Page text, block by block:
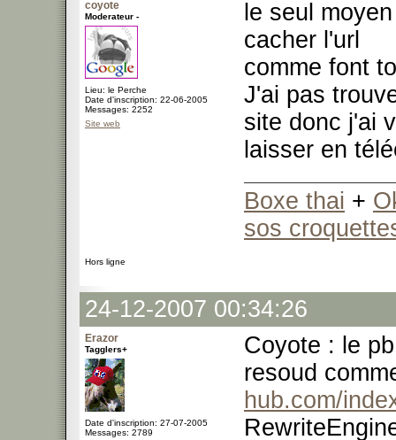
coyote
Moderateur -
Lieu: le Perche
Date d'inscription: 22-06-2005
Messages: 2252
Site web
le seul
cacher l'url
comme font
J'ai pas
site donc j'ai
laisser en
Boxe thai +
sos
Hors ligne
24-12-2007 00:34:26
Erazor
Tagglers+
Date d'inscription: 27-07-2005
Messages: 2789
Coyote : le
resoud
hub.com/